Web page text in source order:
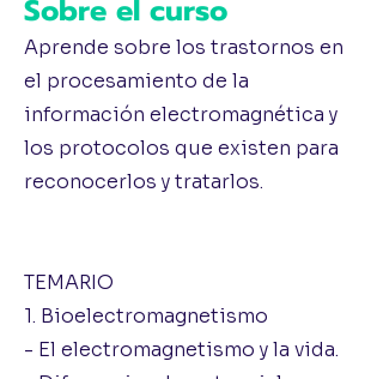
Sobre el curso
Aprende sobre los trastornos en
el procesamiento de la
información electromagnética y
los protocolos que existen para
reconocerlos y tratarlos.
TEMARIO
1. Bioelectromagnetismo
- El electromagnetismo y la vida.